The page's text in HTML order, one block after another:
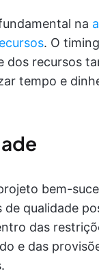
na
. O
dos recursos
tempo e
bem-
qualidade
das
e das